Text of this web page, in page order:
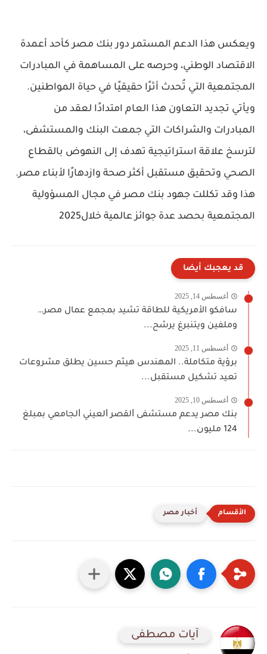
ويعكس هذا الدعم المستمر دور بنك مصر كأحد أعمدة
الاقتصاد الوطني، وحرصه على المساهمة في المبادرات
المجتمعية التي تُحدث أثرًا حقيقيًا في حياة المواطنين.
ويأتي تجديد التعاون هذا العام امتدادًا لعقد من
المبادرات والشراكات التي جمعت البنك والمستشفى،
لترسخ علاقة استراتيجية تهدف إلى النهوض بالقطاع
الصحي وتحقيق مستقبل أكثر صحة وازدهارًا لأبناء مصر.
هذا وقد تكللت جهود بنك مصر في مجال المسؤولية
المجتمعية بحصد عدة جوائز عالمية خلال2025
قد يعجبك أيضا
أغسطس 14, 2025
سافكو الأمريكية للطاقة تشيد بمجمع عمال مصر…
وملفين ويتنبرغ يرشح...
أغسطس 11, 2025
برؤية متكاملة.. المهندس هيثم حسين يطلق مشروعات
تعيد تشكيل مستقبل...
أغسطس 10, 2025
ﺑﻨﻚ ﻣﺼﺮ ﻳﺪﻋﻢ ﻣﺴﺘﺸﻔﻰ ﺍﻟﻘﺼﺮ ﺍﻟﻌﻴﻨﻲ ﺍﻟﺠﺎﻣﻌﻲ ﺑﻤﺒﻠﻎ
124 ﻣﻠﻴﻮﻥ...
أخبار مصر
آيات مصطفى